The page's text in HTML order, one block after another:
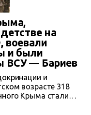
на
воевали
и были
ВСУ — Бариев
и
возрасте 318
Крыма стали